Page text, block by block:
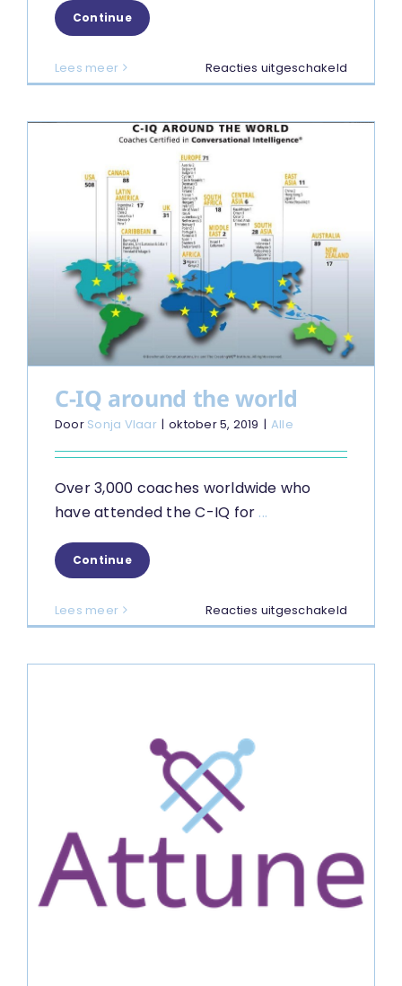
Continue
Lees meer Reacties uitgeschakeld
Judith
C-IQ around the world
Door Sonja Vlaar | oktober 5, 2019 | Alle
Over 3,000 coaches worldwide who
have attended the C-IQ for ...
Continue
Lees meer Reacties uitgeschakeld
C-
around